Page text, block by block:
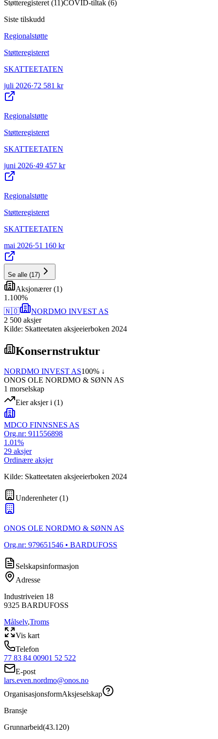
Støtteregisteret (11 )COVID-tiltak (6)
Siste tilskudd
Regionalstøtte
Støtteregisteret
SKATTEETATEN
juli 2026·72 581 kr
Regionalstøtte
Støtteregisteret
SKATTEETATEN
juni 2026·49 457 kr
Regionalstøtte
Støtteregisteret
SKATTEETATEN
mai 2026·51 160 kr
Se alle (17)
Aksjonærer(1)
1 .100%
🇳🇴
NORDMO INVEST AS
2 500 aksjer
Kilde: Skatteetaten aksjeeierboken 2024
Konsernstruktur
NORDMO INVEST AS100% ↓
ONOS OLE NORDMO & SØNN AS
1 morselskap
Eier aksjer i (1)
MDCO FINNSNES AS
Org.nr: 911556898
1.01%
29 aksjer
Ordinære aksjer
Kilde: Skatteetaten aksjeeierboken 2024
Underenheter(1)
ONOS OLE NORDMO & SØNN AS
Org.nr: 979651546 • BARDUFOSS
Selskapsinformasjon
Adresse
Industriveien 18
9325 BARDUFOSS
Målselv,Troms
Vis kart
Telefon
77 83 84 00901 52 522
E-post
lars.even.nordmo@onos.no
OrganisasjonsformAksjeselskap
Bransje
Grunnarbeid(43.120)